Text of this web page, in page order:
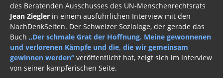
Der globale Prädiktor
Rom und Jerusalem
Satanischer Kalender
Geschichte 2020
des Beratenden Ausschusses des UN-Menschenrechtsrats
Jean Ziegler in einem ausführlichen Interview mit den
NachDenkSeiten. Der Schweizer Soziologe, der gerade das
Buch „Der schmale Grat der Hoffnung. Meine gewonnenen
und verlorenen Kämpfe und die, die wir gemeinsam
gewinnen werden“ veröffentlicht hat, zeigt sich im Interview
von seiner kämpferischen Seite.